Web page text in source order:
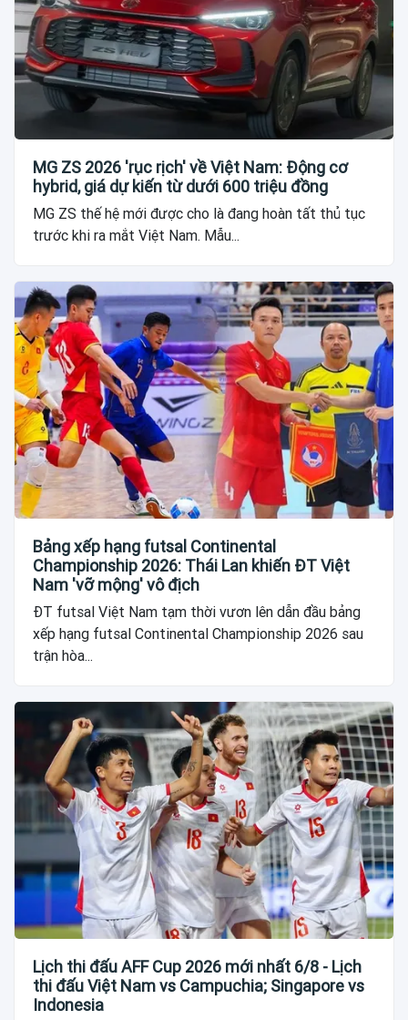
MG ZS 2026 'rục rịch' về Việt Nam: Động cơ
hybrid, giá dự kiến từ dưới 600 triệu đồng
MG ZS thế hệ mới được cho là đang hoàn tất thủ tục
trước khi ra mắt Việt Nam. Mẫu...
Bảng xếp hạng futsal Continental
Championship 2026: Thái Lan khiến ĐT Việt
Nam 'vỡ mộng' vô địch
ĐT futsal Việt Nam tạm thời vươn lên dẫn đầu bảng
xếp hạng futsal Continental Championship 2026 sau
trận hòa...
Lịch thi đấu AFF Cup 2026 mới nhất 6/8 - Lịch
thi đấu Việt Nam vs Campuchia; Singapore vs
Indonesia